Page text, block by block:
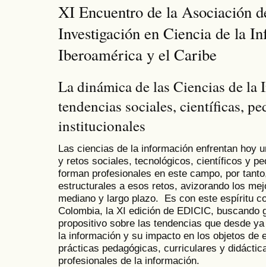
XI Encuentro de la Asociación
Investigación en Ciencia de la
Iberoamérica y el Caribe
La dinámica de las Ciencias de la
tendencias sociales, científicas,
institucionales
Las ciencias de la información enfrentan hoy
y retos sociales, tecnológicos, científicos y
forman profesionales en este campo, por
estructurales a esos retos, avizorando los
mediano y largo plazo. Es con este espíritu
Colombia, la XI edición de EDICIC, buscando
propositivo sobre las tendencias que desde
la información y su impacto en los objetos de
prácticas pedagógicas, curriculares y
profesionales de la información.